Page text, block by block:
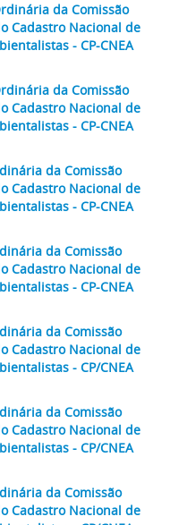
da Comissão
Cadastro Nacional de
- CP-CNEA
da Comissão
Cadastro Nacional de
- CP-CNEA
da Comissão
Cadastro Nacional de
- CP-CNEA
da Comissão
Cadastro Nacional de
- CP-CNEA
da Comissão
Cadastro Nacional de
- CP/CNEA
da Comissão
Cadastro Nacional de
- CP/CNEA
da Comissão
Cadastro Nacional de